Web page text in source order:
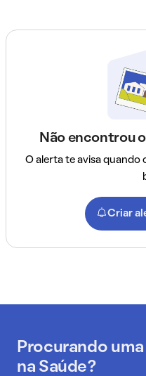
Não encontrou
O alerta te avisa quando
Criar
Procurando
na Saúde?